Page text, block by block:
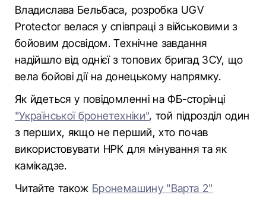
Владислава Бельбаса, розробка UGV
Protector велася у співпраці з військовими з
бойовим досвідом. Технічне завдання
надійшло від однієї з топових бригад ЗСУ, що
вела бойові дії на донецькому напрямку.
Як йдеться у повідомленні на ФБ-сторінці
"Української бронетехніки", той підрозділ один
з перших, якщо не перший, хто почав
використовувати НРК для мінування та як
камікадзе.
Читайте також Бронемашину "Варта 2"